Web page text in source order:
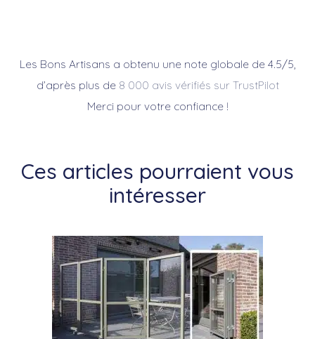
Les Bons Artisans a obtenu une note globale de 4.5/5,
d’après plus de 8 000 avis vérifiés sur TrustPilot
Merci pour votre confiance !
Ces articles pourraient vous
intéresser